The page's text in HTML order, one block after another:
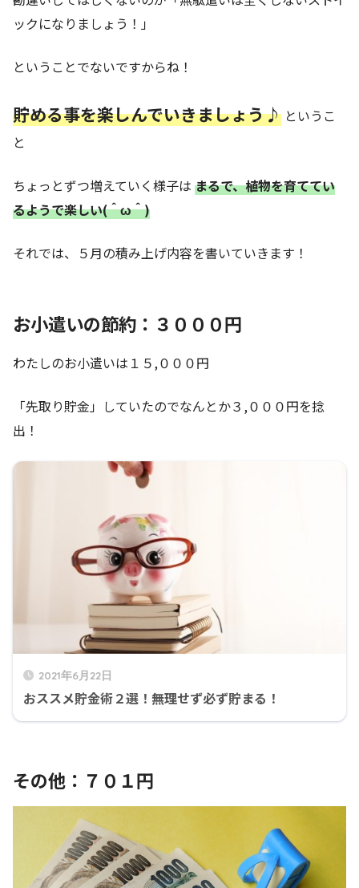
ックになりましょう！」
ということでないですからね！
貯める事を楽しんでいきましょう♪ というこ
と
ちょっとずつ増えていく様子は まるで、植物を育ててい
るようで楽しい(＾ω＾)
それでは、５月の積み上げ内容を書いていきます！
お小遣いの節約：３０００円
わたしのお小遣いは１５,０００円
「先取り貯金」していたのでなんとか３,０００円を捻
出！
2021年6月22日
おススメ貯金術２選！無理せず必ず貯まる！
その他：７０１円